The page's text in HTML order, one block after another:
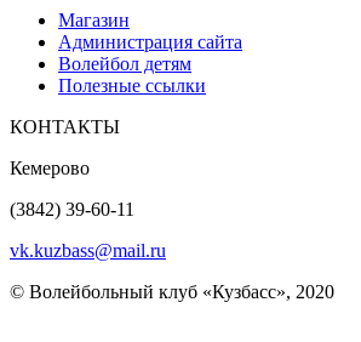
Магазин
Администрация сайта
Волейбол детям
Полезные ссылки
КОНТАКТЫ
Кемерово
(3842) 39-60-11
vk.kuzbass@mail.ru
© Волейбольный клуб «Кузбасс», 2020